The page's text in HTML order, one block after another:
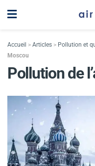
Accueil > Articles > Pollution et
Moscou
Pollution de